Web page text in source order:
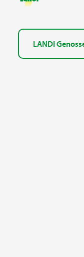
LANDI